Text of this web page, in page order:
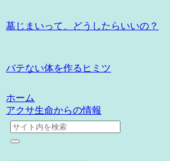
墓じまいって、どうしたらいいの？
バテない体を作るヒミツ
ホーム
アクサ生命からの情報